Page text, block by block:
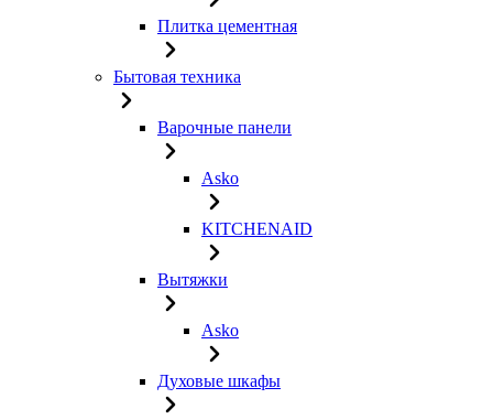
Плитка цементная
Бытовая техника
Варочные панели
Asko
KITCHENAID
Вытяжки
Asko
Духовые шкафы